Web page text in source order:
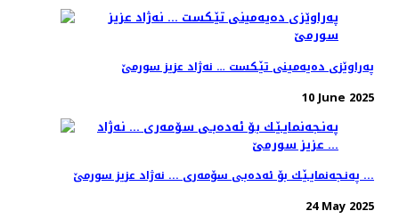
په‌راوێزی ده‌یه‌مینی تێـكست‌ … نه‌ژاد عزیز سورمێ
10 June 2025
په‌نـجه‌نمایـێـك بۆ ئه‌ده‌بـی سۆمه‌ری ... نه‌ژاد عزیز سورمێ ...
24 May 2025